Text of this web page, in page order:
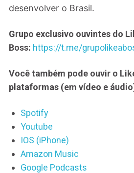
desenvolver o Brasil.
Grupo exclusivo ouvintes do
Boss: https://t.me/
Você também pode ouvir o
plataformas (em vídeo e
Spotify
Youtube
IOS (iPhone)
Amazon Music
Google Podcasts